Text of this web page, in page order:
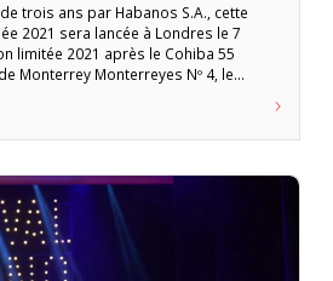
trois ans par Habanos S.A., cette
2021 sera lancée à Londres le 7
limitée 2021 après le Cohiba 55
Monterrey Monterreyes Nº 4, le
Canary Wharf de Londres le 7 février